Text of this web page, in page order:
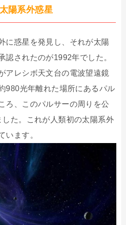
陽系外惑星
に惑星を発見し、それが太陽
認されたのが1992年でした。
アレシボ天文台の電波望遠鏡
980光年離れた場所にあるパル
ろ、このパルサーの周りを公
た。これが人類初の太陽系外
います。